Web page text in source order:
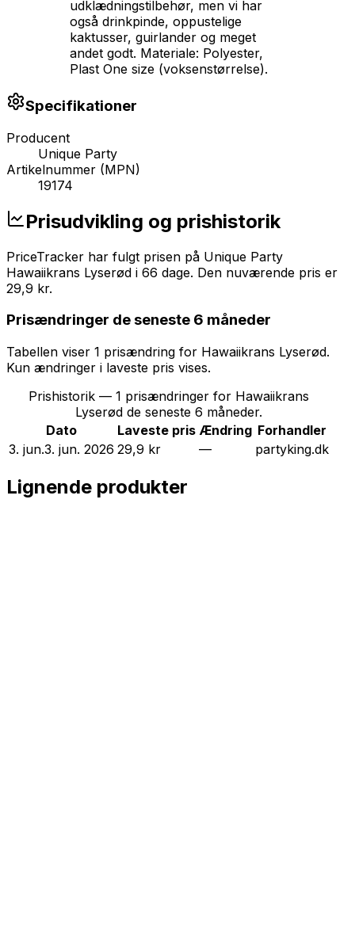
udklædningstilbehør, men vi har
også drinkpinde, oppustelige
kaktusser, guirlander og meget
andet godt. Materiale: Polyester,
Plast One size (voksenstørrelse).
Specifikationer
Producent
Unique Party
Artikelnummer (MPN)
19174
Prisudvikling og prishistorik
PriceTracker har fulgt prisen på Unique Party
Hawaiikrans Lyserød i 66 dage. Den nuværende pris er
29,9 kr.
Prisændringer de seneste 6 måneder
Tabellen viser 1 prisændring for Hawaiikrans Lyserød.
Kun ændringer i laveste pris vises.
Prishistorik — 1 prisændringer for Hawaiikrans
Lyserød de seneste 6 måneder.
Dato
Laveste pris Ændring Forhandler
3. jun.3. jun. 2026 29,9 kr — partyking.dk
Lignende produkter